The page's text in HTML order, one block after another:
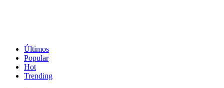
Últimos
Popular
Hot
Trending